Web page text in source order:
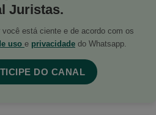
Juristas.
você está ciente e de acordo com os
uso e privacidade do Whatsapp.
DO CANAL